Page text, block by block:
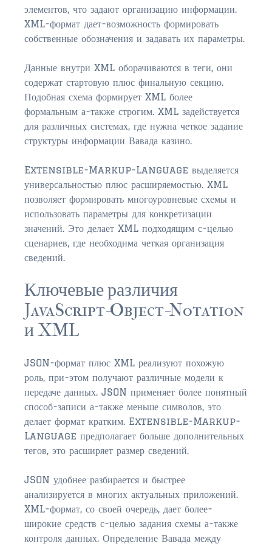
$1,000,000 – $2,000,000
AMELIA ISLAND
$150,000 and down
$150,000 – $350,000
$500,000 – $750,000
$750,000 – $1,000,000
$1,000,000 -$2,000,000
$2,000,000 and up
$150,000 and down
$150,000 – $350,000
$750,000 – $1,000,000
$1,000,000 – $2,000,000
$2,000,000 and up
GREEN COVE SPRINGS
$150,000 and down
$350,000 – $500,000
элементов, что задают организацию информации.
XML-формат дает-возможность формировать
собственные обозначения и задавать их параметры.
Данные внутри XML оборачиваются в теги, они
содержат стартовую плюс финальную секцию.
Подобная схема формирует XML более
формальным а-также строгим. XML задействуется
для различных системах, где нужна четкое задание
структуры информации Вавада казино.
Extensible-Markup-Language выделяется
универсальностью плюс расширяемостью. XML
позволяет формировать многоуровневые схемы и
использовать параметры для конкретизации
значений. Это делает XML подходящим с-целью
сценариев, где необходима четкая организация
сведений.
Ключевые различия
JavaScript-Object-Notation
и XML
JSON-формат плюс XML реализуют похожую
роль, при-этом получают различные модели к
передаче данных. JSON применяет более понятный
способ-записи а-также меньше символов, это
делает формат кратким. Extensible-Markup-
Language предполагает больше дополнительных
тегов, это расширяет размер сведений.
JSON удобнее разбирается и быстрее
анализируется в многих актуальных приложений.
XML-формат, со своей очередь, дает более-
широкие средств с-целью задания схемы а-также
контроля данных. Определение Вавада между